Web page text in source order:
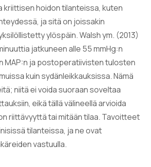
kriittisen hoidon tilanteissa, kuten
ja sitä on joissakin
ylöspäin. Walsh ym. (2013)
jatkuneen alle 55 mmHg:n
MAP:n ja postoperatiivisten tulosten
kuin sydänleikkauksissa. Nämä
niitä ei voida suoraan soveltaa
eikä tällä välineellä arvioida
riittävyyttä tai mitään tilaa. Tavoitteet
tilanteissa, ja ne ovat
vastuulla.